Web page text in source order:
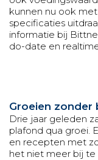
kunnen nu ook
specificaties
informatie bij
do-date en
Groeien zonder
Drie jaar geleden
plafond qua groei.
en recepten met
het niet meer bij te